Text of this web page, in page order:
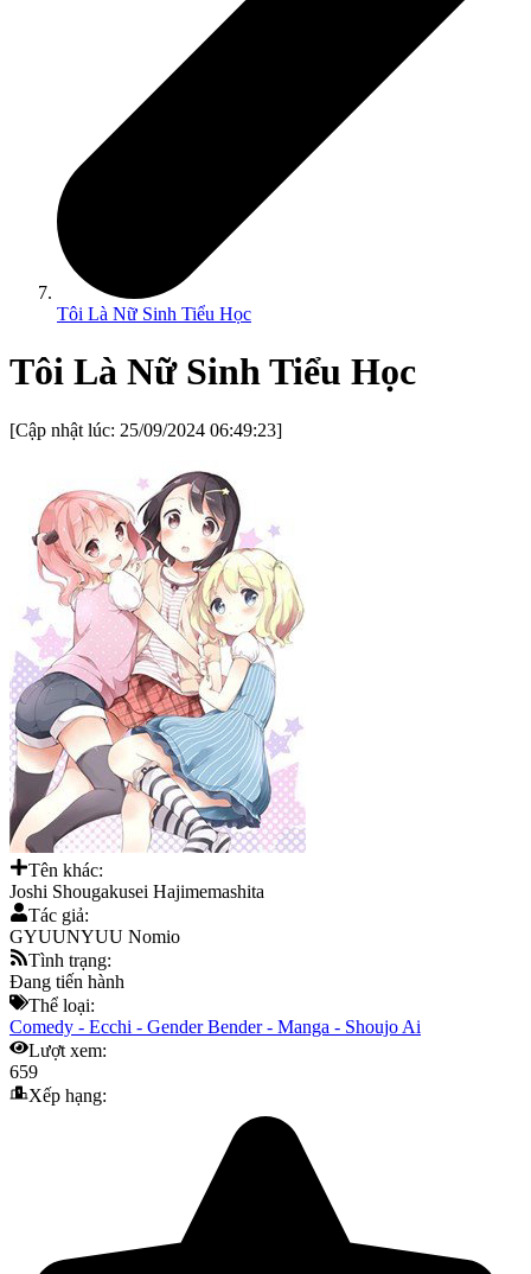
Tôi Là Nữ Sinh Tiểu Học
Tôi Là Nữ Sinh Tiểu Học
[Cập nhật lúc: 25/09/2024 06:49:23]
Tên khác:
Joshi Shougakusei Hajimemashita
Tác giả:
GYUUNYUU Nomio
Tình trạng:
Đang tiến hành
Thể loại:
Comedy - Ecchi - Gender Bender - Manga - Shoujo Ai
Lượt xem:
659
Xếp hạng: